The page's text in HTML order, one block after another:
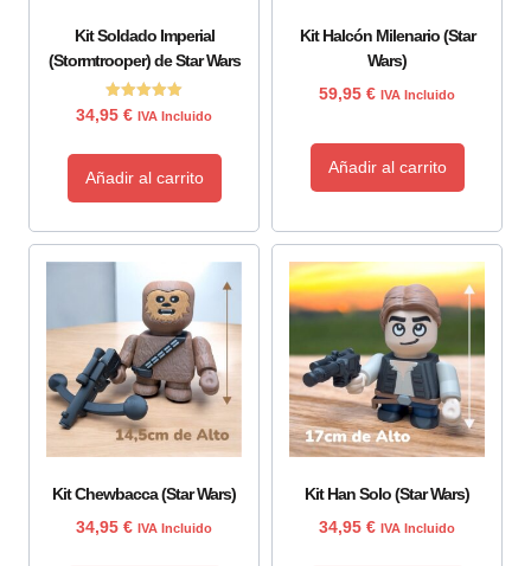
Kit Soldado Imperial
(Stormtrooper) de Star Wars
Valorado
con
de 5
34,95 € IVA Incluido
Añadir al carrito
Kit Halcón Milenario (Star
Wars)
59,95 € IVA Incluido
Añadir al carrito
Kit Chewbacca (Star Wars)
34,95 € IVA Incluido
Kit Han Solo (Star Wars)
34,95 € IVA Incluido